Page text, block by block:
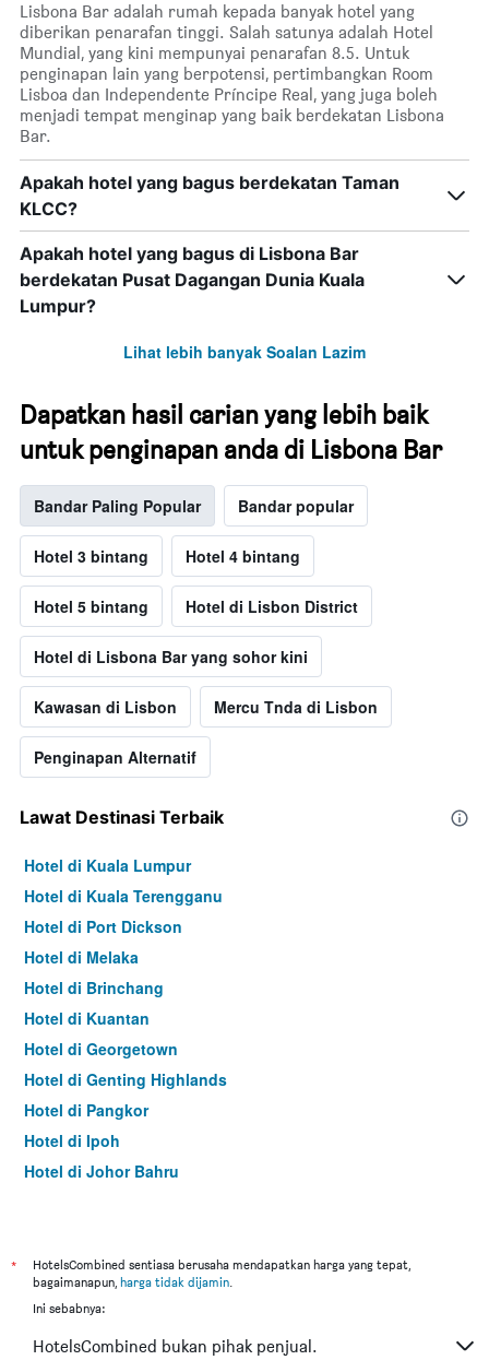
Lisbona Bar adalah rumah kepada banyak hotel yang
diberikan penarafan tinggi. Salah satunya adalah Hotel
Mundial, yang kini mempunyai penarafan 8.5. Untuk
penginapan lain yang berpotensi, pertimbangkan Room
Lisboa dan Independente Príncipe Real, yang juga boleh
menjadi tempat menginap yang baik berdekatan Lisbona
Bar.
Apakah hotel yang bagus berdekatan Taman
KLCC?
Apakah hotel yang bagus di Lisbona Bar
berdekatan Pusat Dagangan Dunia Kuala
Lumpur?
Lihat lebih banyak Soalan Lazim
Dapatkan hasil carian yang lebih baik
untuk penginapan anda di Lisbona Bar
Bandar Paling Popular Bandar popular
Hotel 3 bintang Hotel 4 bintang
Hotel 5 bintang Hotel di Lisbon District
Hotel di Lisbona Bar yang sohor kini
Kawasan di Lisbon Mercu Tnda di Lisbon
Penginapan Alternatif
Lawat Destinasi Terbaik
Hotel di Kuala Lumpur
Hotel di Kuala Terengganu
Hotel di Port Dickson
Hotel di Melaka
Hotel di Brinchang
Hotel di Kuantan
Hotel di Georgetown
Hotel di Genting Highlands
Hotel di Pangkor
Hotel di Ipoh
Hotel di Johor Bahru
Hotel di Kuching
Hotel di Tokyo
Hotel di Bangkok
*
HotelsCombined sentiasa berusaha mendapatkan harga yang tepat,
bagaimanapun, harga tidak dijamin.
Ini sebabnya:
HotelsCombined bukan pihak penjual.